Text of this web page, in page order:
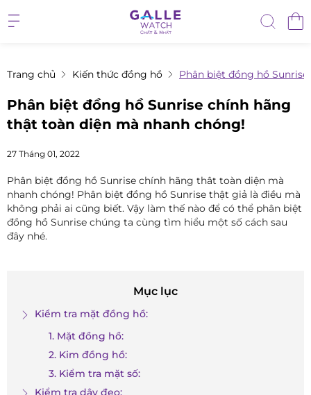
Trang chủ Kiến thức đồng hồ Phân biệt đồng hồ
Phân biệt đồng hồ Sunrise chính hãng
thật toàn diện mà nhanh chóng!
27 Tháng 01, 2022
Phân biệt đồng hồ Sunrise chính hãng thât toàn diện mà
nhanh chóng! Phân biệt đồng hồ Sunrise thật giả là điều mà
không phải ai cũng biết. Vậy làm thế nào để có thể phân biệt
đồng hồ Sunrise chúng ta cùng tìm hiểu một số cách sau
đây nhé.
Mục lục
Kiểm tra mặt đồng hồ:
1. Mặt đồng hồ:
2. Kim đồng hồ:
3. Kiểm tra mặt số:
Kiểm tra dây đeo: